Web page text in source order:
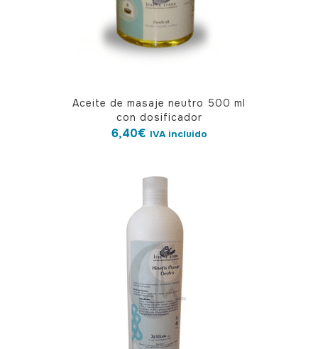
Aceite de masaje neutro 500 ml
con dosificador
6,40€ IVA incluido